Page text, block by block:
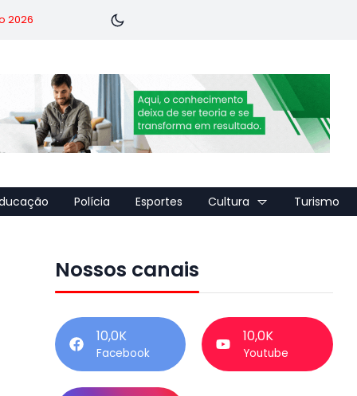
2026
Polícia Esportes Cultura Turismo
Nossos canais
10,0K
Facebook
10,0K
Youtube